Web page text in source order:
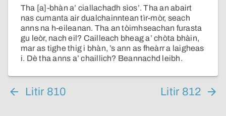
Tha [a]-bhàn a’ ciallachadh sìos’. Tha an abairt
nas cumanta air dualchainntean tìr-mòr, seach
anns na h-eileanan. Tha an tòimhseachan furasta
gu leòr, nach eil? Cailleach bheag a’ chòta bhàin,
mar as tighe thig i bhàn, ’s ann as fheàrr a laigheas
i. Dè tha anns a’ chaillich? Beannachd leibh.
Litir 810 Litir 812